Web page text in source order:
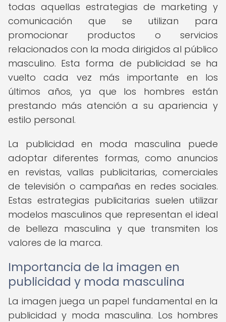
todas aquellas estrategias de marketing y
comunicación que se utilizan para
promocionar productos o servicios
relacionados con la moda dirigidos al público
masculino. Esta forma de publicidad se ha
vuelto cada vez más importante en los
últimos años, ya que los hombres están
prestando más atención a su apariencia y
estilo personal.
La publicidad en moda masculina puede
adoptar diferentes formas, como anuncios
en revistas, vallas publicitarias, comerciales
de televisión o campañas en redes sociales.
Estas estrategias publicitarias suelen utilizar
modelos masculinos que representan el ideal
de belleza masculina y que transmiten los
valores de la marca.
Importancia de la imagen en
publicidad y moda masculina
La imagen juega un papel fundamental en la
publicidad y moda masculina. Los hombres